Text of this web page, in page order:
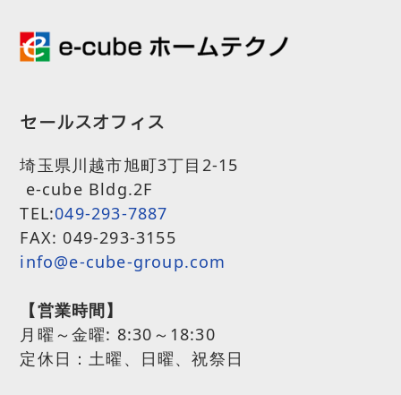
セールスオフィス
埼玉県川越市旭町3丁目2-15
e-cube Bldg.2F
TEL:049-293-7887
FAX: 049-293-3155
info@e-cube-group.com
【営業時間】
月曜～金曜: 8:30～18:30
定休日：土曜、日曜、祝祭日